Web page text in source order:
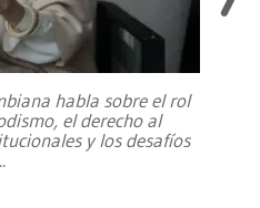
habla sobre el rol
el derecho al
y los desafíos